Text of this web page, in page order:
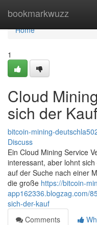
bookmarkwuzz
Home
Home
1
Cloud
sich der
bitcoin-mining-
Discuss
Ein Cloud Mining Service
interessant, aber lohnt
auf der Suche nach einer
die große https://bitcoin-
app162336.blogzag.com/
sich-der-kauf
Comments